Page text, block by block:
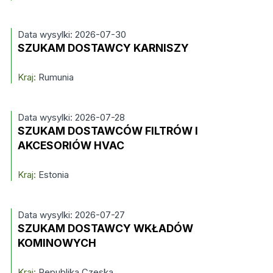
Data wysylki: 2026-07-30
SZUKAM DOSTAWCY KARNISZY
Kraj: Rumunia
Data wysylki: 2026-07-28
SZUKAM DOSTAWCÓW FILTRÓW I
AKCESORIÓW HVAC
Kraj: Estonia
Data wysylki: 2026-07-27
SZUKAM DOSTAWCY WKŁADÓW
KOMINOWYCH